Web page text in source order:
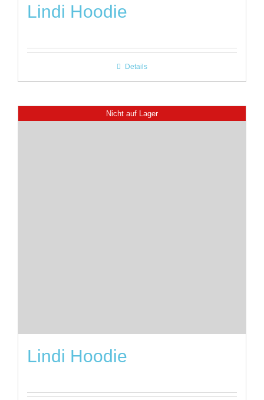
Lindi Hoodie
Details
Nicht auf Lager
Lindi Hoodie